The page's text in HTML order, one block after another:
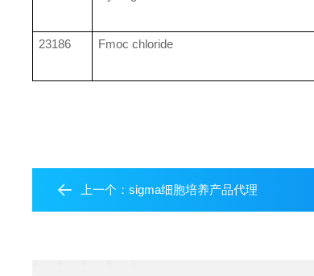
23186 Fmoc chloride
上一个：sigma细胞培养产品代理